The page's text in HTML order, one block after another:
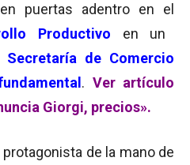
puertas adentro en el
Productivo en un
Secretaría de Comercio
. Ver artículo
Giorgi, precios».
de la mano de